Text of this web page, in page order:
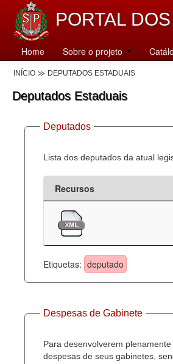
PORTAL
Home Sobre o projeto
INÍCIO DEPUTADOS ESTADUAIS
Deputados Estaduais
Deputados
Lista dos deputados da atual
Recursos
Etiquetas: deputado
Despesas de Gabinete
Para desenvolverem
despesas de seus gabinetes,